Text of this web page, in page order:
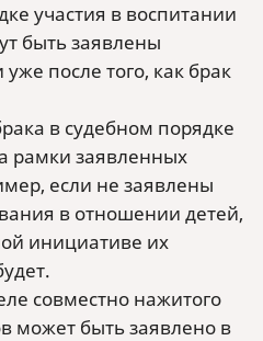
участия в воспитании
быть заявлены
после того, как брак
в судебном порядке
рамки заявленных
если не заявлены
в отношении детей,
инициативе их
совместно нажитого
может быть заявлено в